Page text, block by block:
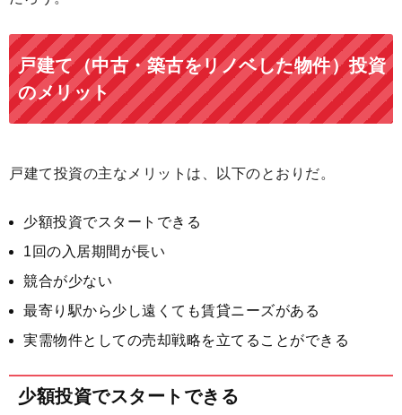
戸建て（中古・築古をリノベした物件）投資
のメリット
戸建て投資の主なメリットは、以下のとおりだ。
少額投資でスタートできる
1回の入居期間が長い
競合が少ない
最寄り駅から少し遠くても賃貸ニーズがある
実需物件としての売却戦略を立てることができる
少額投資でスタートできる